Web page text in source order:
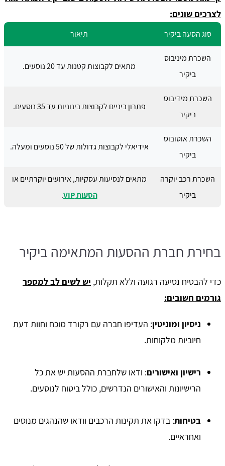
לצרכים שונים:
סוג הסעה ביקיר תיאור
השכרת מיניבוס
ביקיר
מתאים לקבוצות קטנות עד 20 נוסעים.
השכרת מידיבוס
ביקיר
פתרון ביניים לקבוצות בינוניות עד 35 נוסעים.
השכרת אוטובוס
ביקיר
אידיאלי לקבוצות גדולות של 50 נוסעים ומעלה.
השכרת רכב יוקרה
ביקיר
מתאים לנסיעות עסקיות, אירועים יוקרתיים או
הסעות VIP
.
בחירת חברת ההסעות המתאימה ביקיר
כדי להבטיח נסיעה רגועה וללא תקלות, יש לשים לב למספר
גורמים חשובים:
ניסיון ומוניטין: העדיפו חברה עם רקורד מוכח וחוות דעת
חיוביות מלקוחות.
רישיון ואישורים: ודאו שלחברת ההסעות יש את כל
הרישיונות והאישורים הנדרשים, כולל ביטוח לנוסעים.
בטיחות: בדקו את תקינות הרכבים וודאו שהנהגים מנוסים
ואחראיים.